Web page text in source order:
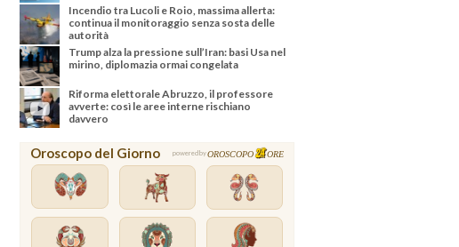
Incendio tra Lucoli e Roio, massima allerta:
continua il monitoraggio senza sosta delle
autorità
Trump alza la pressione sull’Iran: basi Usa nel
mirino, diplomazia ormai congelata
Riforma elettorale Abruzzo, il professore
avverte: così le aree interne rischiano
davvero
Oroscopo del Giorno powered byOROSCOPO ORE